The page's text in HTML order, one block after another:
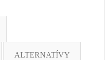
ALTERNATÍVY